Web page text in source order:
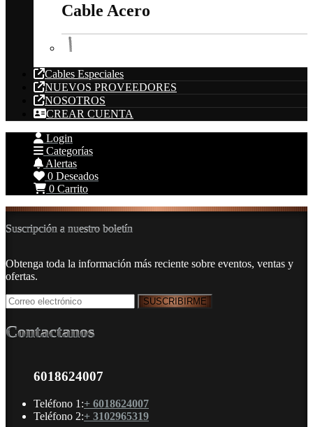
Cable Acero
Cables Especiales
NUEVOS PROVEEDORES
NOSOTROS
CREAR CUENTA
Login
Categorías
Alertas
0 Deseados
0 Carrito
Suscripción a nuestro boletín
Obtenga toda la información más reciente sobre eventos, ventas y
ofertas.
Contactanos
6018624007
Teléfono 1:+ 6018624007
Teléfono 2:+ 3102965319